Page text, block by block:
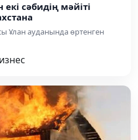
сәбидің мәйіті
Ұлан ауданында өртенген